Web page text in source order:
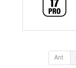
Ant.